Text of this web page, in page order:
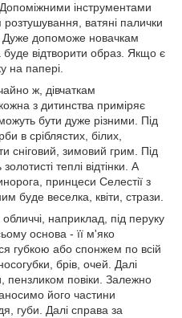
інструментами
ватяні палички
Дуже допоможе новачкам
відтворити образ. Якщо є
на папері.
ж, дівчаткам
з дитинства приміряє
бути дуже різними. Під
в сріблястих, білих,
сніговий, зимовий грим. Під
теплі відтінки. А
принцеси Селестії з
буде веселка, квіти, стрази.
наприклад, під перуку
основа - її м'яко
губкою або спонжем по всій
брів, очей. Далі
пензликом повіки. Залежно
його частини
губи. Далі справа за